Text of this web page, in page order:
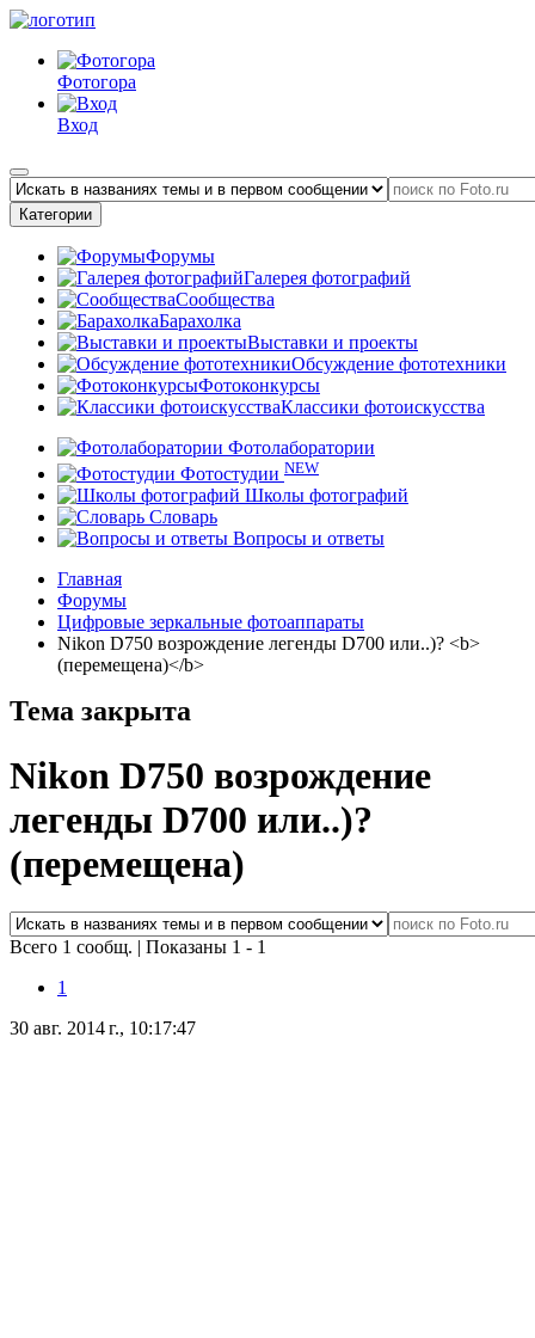
Фотогора
Вход
Категории
Форумы
Галерея фотографий
Сообщества
Барахолка
Выставки и проекты
Обсуждение фототехники
Фотоконкурсы
Классики фотоискусства
Фотолаборатории
Фотостудии NEW
Школы фотографий
Словарь
Вопросы и ответы
Главная
Форумы
Цифровые зеркальные фотоаппараты
Nikon D750 возрождение легенды D700 или..)? <b>
(перемещена)</b>
Тема закрыта
Nikon D750 возрождение
легенды D700 или..)?
(перемещена)
Всего 1 сообщ. | Показаны 1 - 1
1
30 авг. 2014 г., 10:17:47